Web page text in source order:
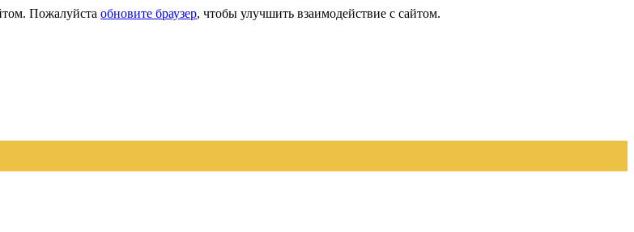
Пожалуйста обновите браузер, чтобы улучшить взаимодействие с сайтом.